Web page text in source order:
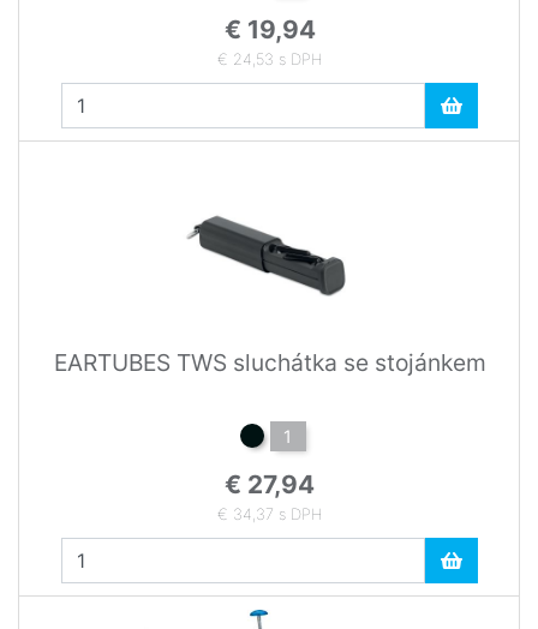
€ 19,94
€ 24,53 s DPH
EARTUBES TWS sluchátka se stojánkem
1
€ 27,94
€ 34,37 s DPH